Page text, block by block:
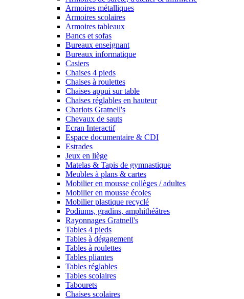
Armoires métalliques
Armoires scolaires
Armoires tableaux
Bancs et sofas
Bureaux enseignant
Bureaux informatique
Casiers
Chaises 4 pieds
Chaises à roulettes
Chaises appui sur table
Chaises réglables en hauteur
Chariots Gratnell's
Chevaux de sauts
Ecran Interactif
Espace documentaire & CDI
Estrades
Jeux en liège
Matelas & Tapis de gymnastique
Meubles à plans & cartes
Mobilier en mousse collèges / adultes
Mobilier en mousse écoles
Mobilier plastique recyclé
Podiums, gradins, amphithéâtres
Rayonnages Gratnell's
Tables 4 pieds
Tables à dégagement
Tables à roulettes
Tables pliantes
Tables réglables
Tables scolaires
Tabourets
Chaises scolaires